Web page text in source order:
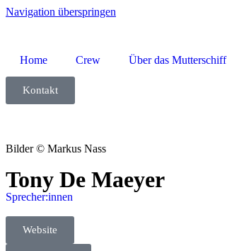
Navigation überspringen
Home Crew Über das Mutterschiff
Kontakt
Bilder © Markus Nass
Tony De Maeyer
Sprecher:innen
Website